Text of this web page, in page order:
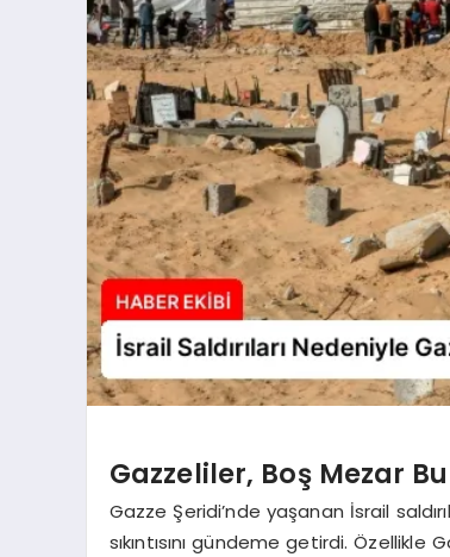
Gazzeliler, Boş Mezar
Gazze Şeridi’nde yaşanan İsrail
sıkıntısını gündeme getirdi.